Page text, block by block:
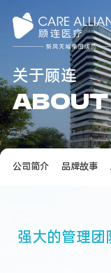
关于顾连
ABOUT
公司简介 品牌故事
强大的管理团